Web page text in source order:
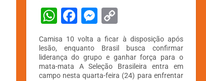
W
at
s
F
c
e
M
e
s
s
C
o
p
y
Camisa 10 volta a ficar à disposição após
lesão, enquanto Brasil busca confirmar
liderança do grupo e ganhar força para o
mata-mata A Seleção Brasileira entra em
campo nesta quarta-feira (24) para enfrentar